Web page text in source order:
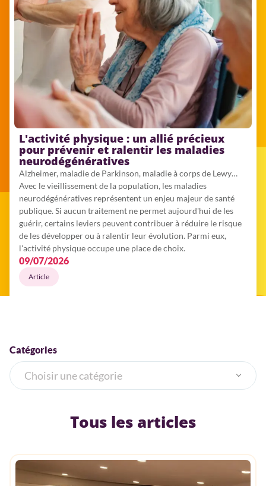
L'activité physique : un allié précieux
pour prévenir et ralentir les maladies
neurodégénératives
Alzheimer, maladie de Parkinson, maladie à corps de Lewy…
Avec le vieillissement de la population, les maladies
neurodégénératives représentent un enjeu majeur de santé
publique. Si aucun traitement ne permet aujourd'hui de les
guérir, certains leviers peuvent contribuer à réduire le risque
de les développer ou à ralentir leur évolution. Parmi eux,
l'activité physique occupe une place de choix.
09/07/2026
Article
Catégories
Choisir une catégorie
Tous les articles